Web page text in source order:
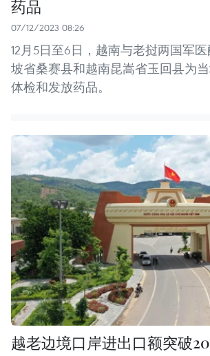
药品
07/12/2023 08:26
12月5日至6日，越南与老挝两国军
坡省桑赛县和越南昆嵩省玉回县为
体检和发放药品。
越老边境口岸进出口额突破